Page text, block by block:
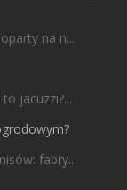
na n...
jacuzzi?...
fabry...